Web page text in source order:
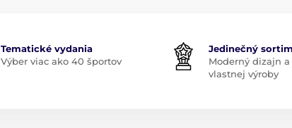
Tematické vydania
Výber viac ako 40 športov
Jedinečný
Moderný dizajn
vlastnej výroby